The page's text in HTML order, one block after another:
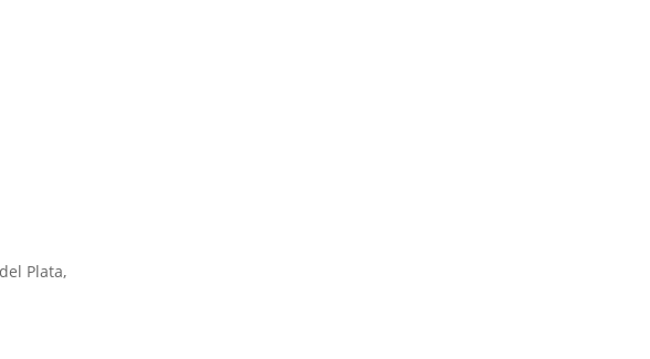
Plata,